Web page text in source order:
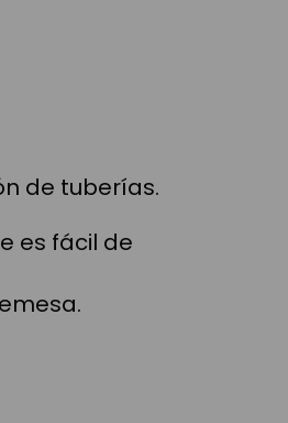
de tuberías.
es fácil de